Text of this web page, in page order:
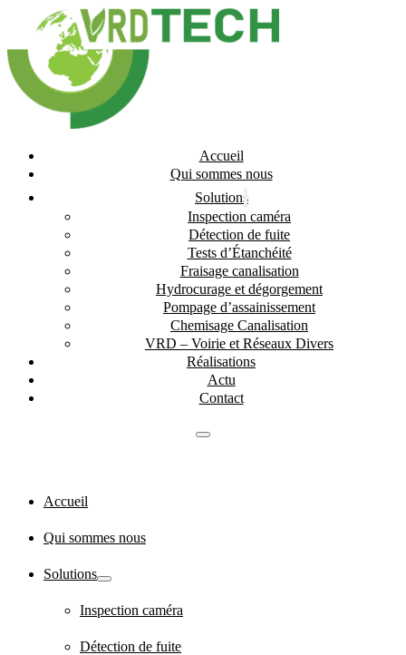
Accueil
Qui sommes nous
Solutions
Inspection caméra
Détection de fuite
Tests d’Étanchéité
Fraisage canalisation
Hydrocurage et dégorgement
Pompage d’assainissement
Chemisage Canalisation
VRD – Voirie et Réseaux Divers
Réalisations
Actu
Contact
Accueil
Qui sommes nous
Solutions
Inspection caméra
Détection de fuite